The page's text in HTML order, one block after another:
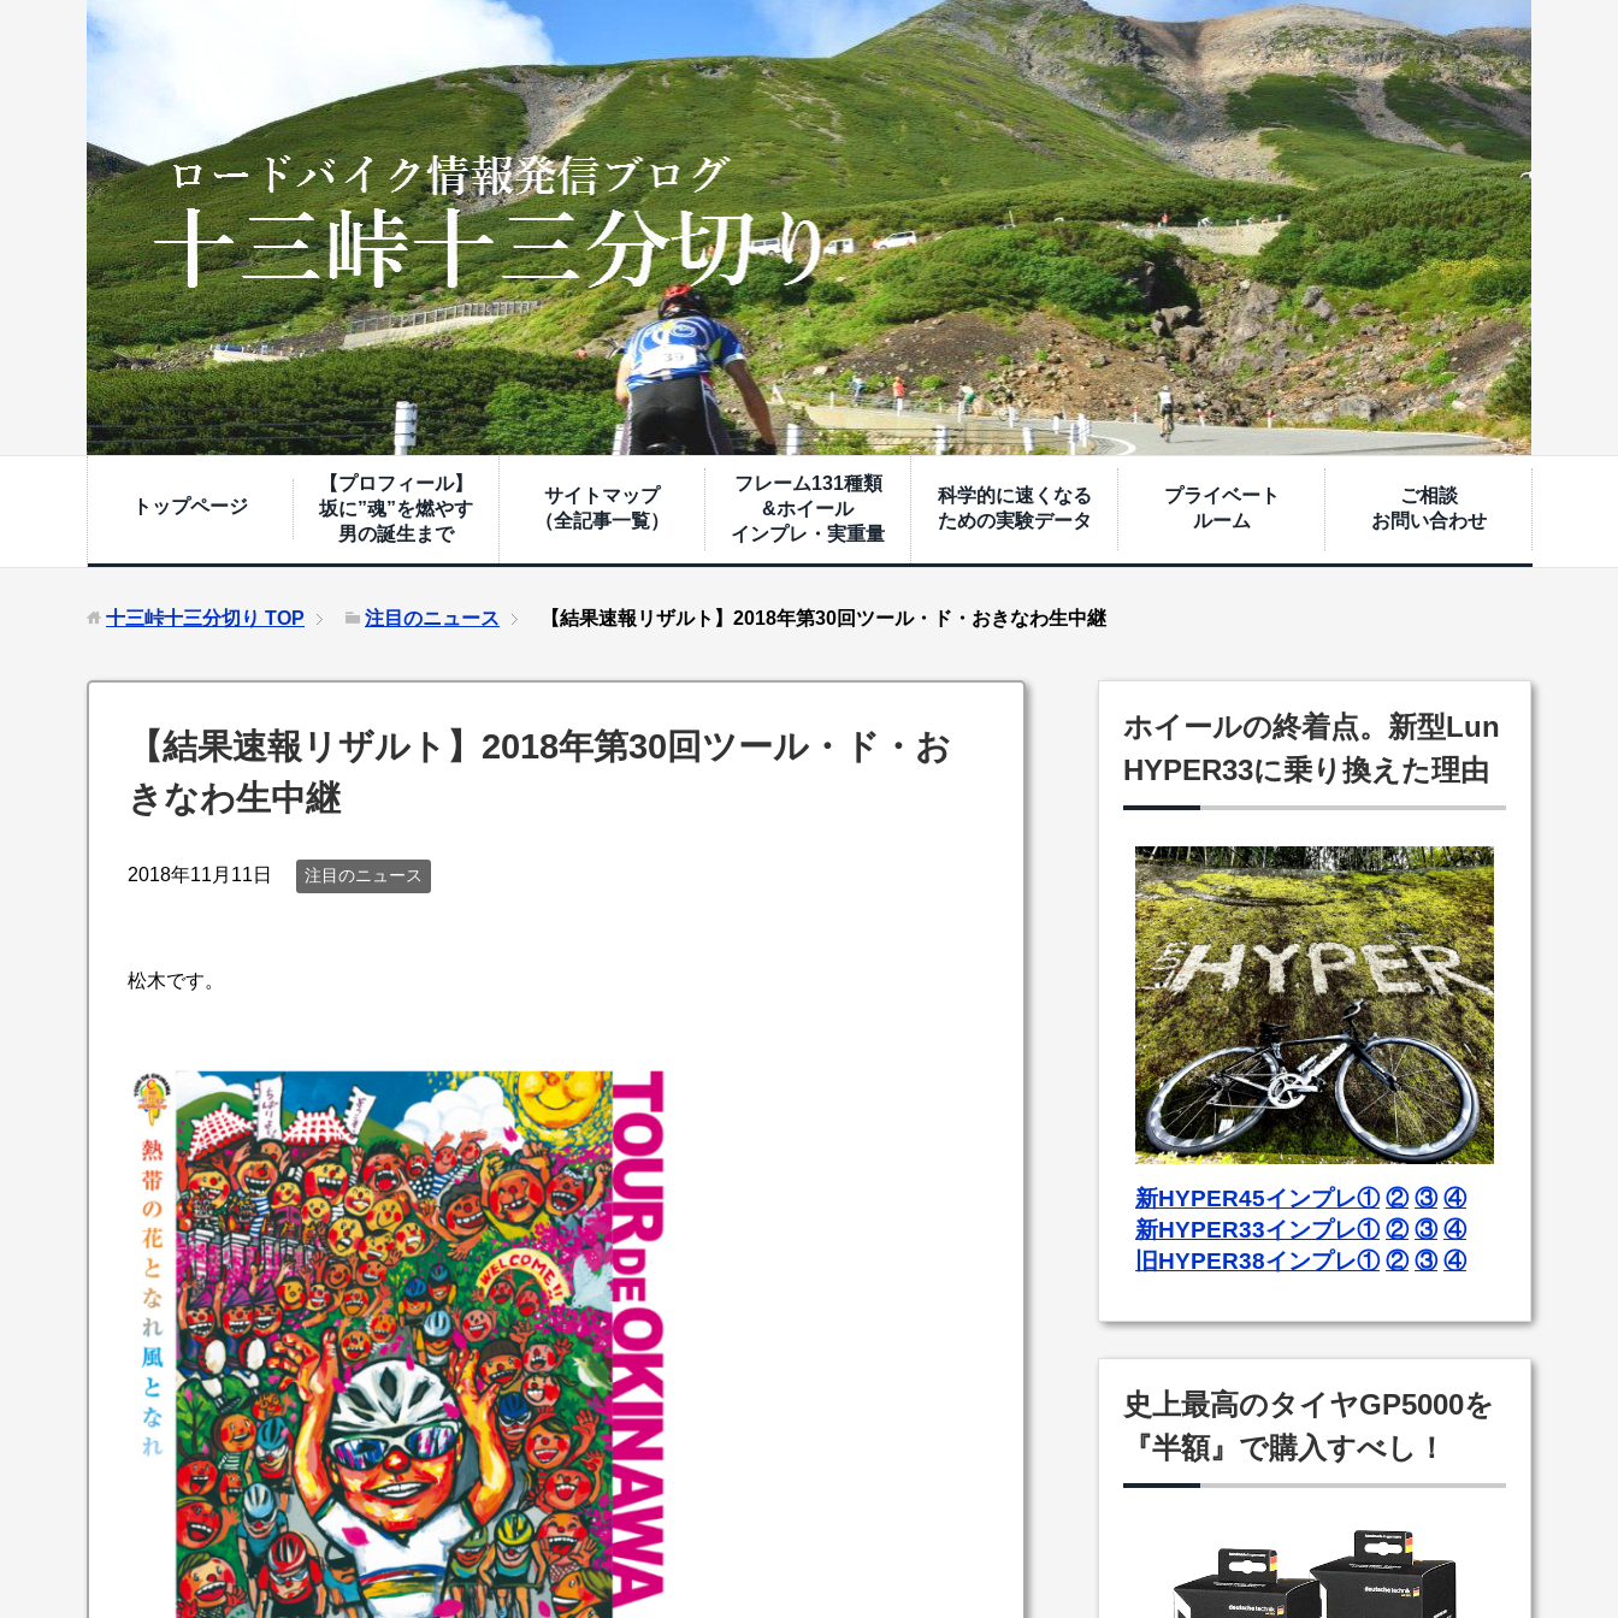
トップページ
【プロフィール】
坂に”魂”を燃やす
男の誕生まで
サイトマップ
（全記事一覧）
フレーム131種類
&ホイール
インプレ・実重量
科学的に速くなる
ための実験データ
プライベート
ルーム
ご相談
お問い合わせ
十三峠十三分切り TOP 注目のニュース 【結果速報リザルト】2018年第30回ツール・ド・おきなわ生中継
【結果速報リザルト】2018年第30回ツール・ド・お
きなわ生中継
2018年11月11日 注目のニュース
松木です。
ホイールの終着点。新型Lun
HYPER33に乗り換えた理由
新HYPER45インプレ① ② ③ ④
新HYPER33インプレ① ② ③ ④
旧HYPER38インプレ① ② ③ ④
史上最高のタイヤGP5000を
『半額』で購入すべし！